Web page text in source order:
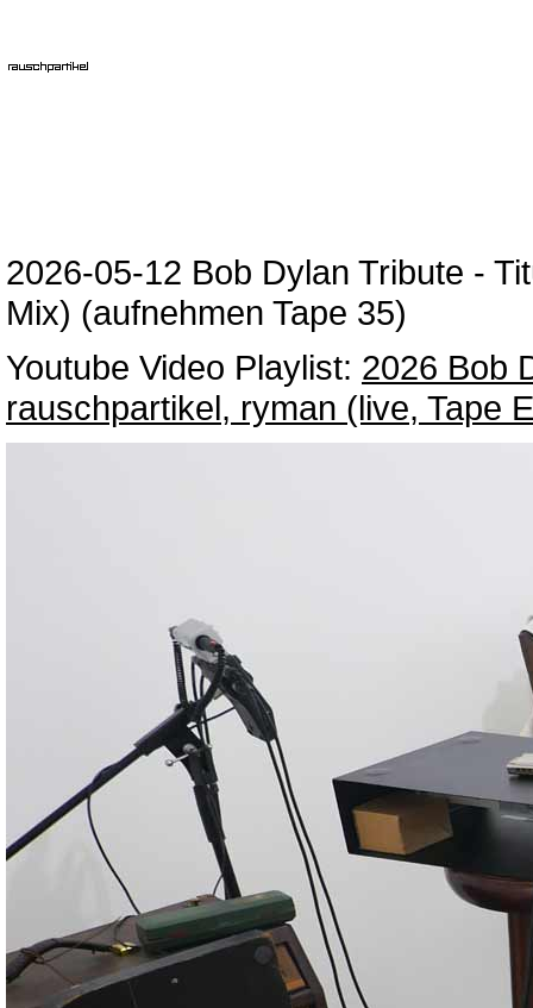
2026-05-12 Bob Dylan Tribute -
Mix) (aufnehmen Tape 35)
Youtube Video Playlist: 2026 Bob
rauschpartikel, ryman (live, Tape